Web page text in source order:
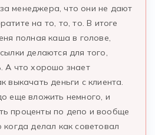
менеджера, что они не дают
на то, то, то. В итоге
полная каша в голове,
делаются для того,
А что хорошо знает
выкачать деньги с клиента.
еще вложить немного, и
проценты по депо и вообще
когда делал как советовал